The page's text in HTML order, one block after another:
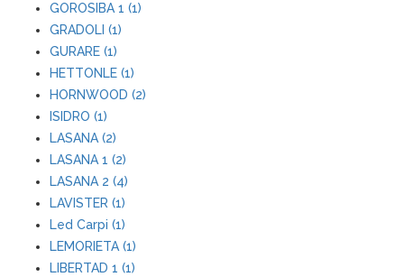
GOROSIBA 1 (1)
GRADOLI (1)
GURARE (1)
HETTONLE (1)
HORNWOOD (2)
ISIDRO (1)
LASANA (2)
LASANA 1 (2)
LASANA 2 (4)
LAVISTER (1)
Led Carpi (1)
LEMORIETA (1)
LIBERTAD 1 (1)